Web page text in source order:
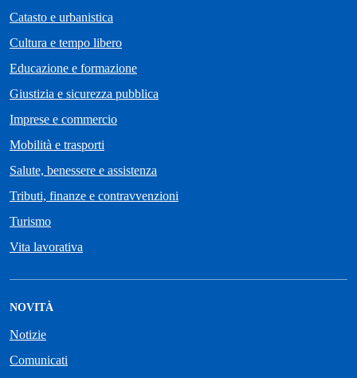
Catasto e urbanistica
Cultura e tempo libero
Educazione e formazione
Giustizia e sicurezza pubblica
Imprese e commercio
Mobilità e trasporti
Salute, benessere e assistenza
Tributi, finanze e contravvenzioni
Turismo
Vita lavorativa
NOVITÀ
Notizie
Comunicati